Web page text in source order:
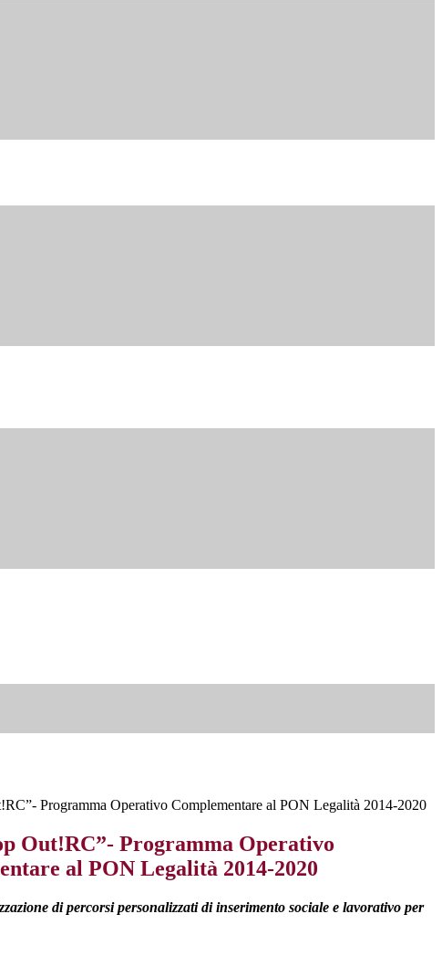
Programma Operativo Complementare al PON Legalità 2014-2020
Out!RC”- Programma Operativo
al PON Legalità 2014-2020
di percorsi personalizzati di inserimento sociale e lavorativo per